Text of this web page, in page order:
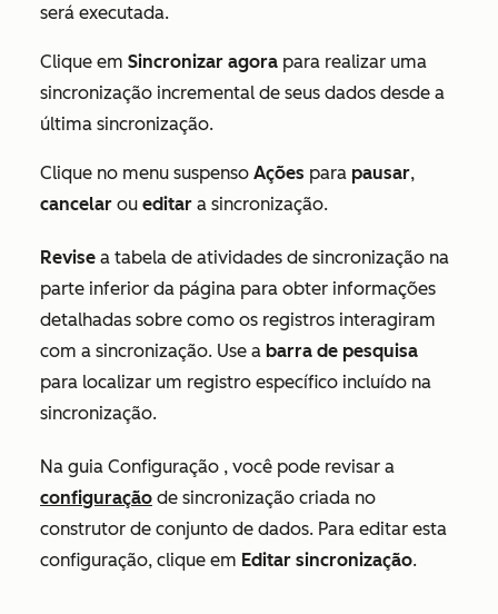
será executada.
Clique em Sincronizar agora para realizar uma
sincronização incremental de seus dados desde a
última sincronização.
Clique no menu suspenso Ações para pausar,
cancelar ou editar a sincronização.
Revise a tabela de atividades de sincronização na
parte inferior da página para obter informações
detalhadas sobre como os registros interagiram
com a sincronização. Use a barra de pesquisa
para localizar um registro específico incluído na
sincronização.
Na guia Configuração , você pode revisar a
configuração de sincronização criada no
construtor de conjunto de dados. Para editar esta
configuração, clique em Editar sincronização.